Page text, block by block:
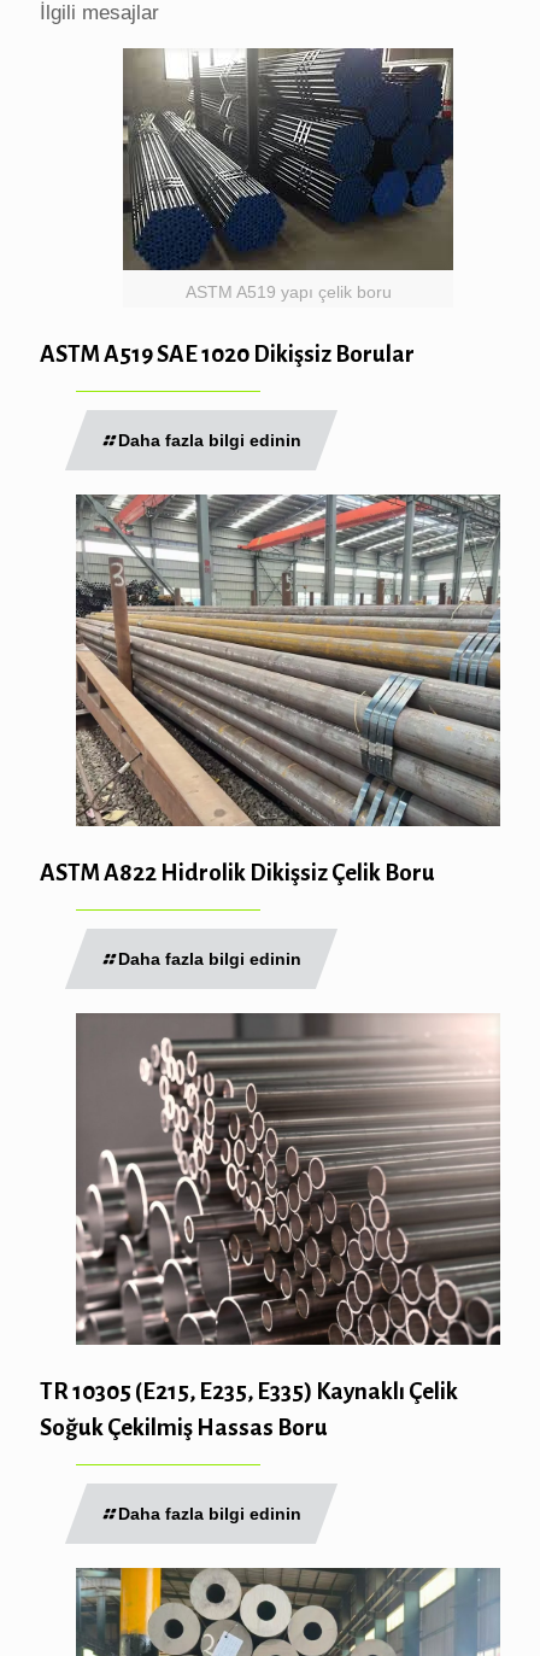
İlgili mesajlar
ASTM A519 yapı çelik boru
ASTM A519 SAE 1020 Dikişsiz Borular
Daha fazla bilgi edinin
ASTM A822 Hidrolik Dikişsiz Çelik Boru
Daha fazla bilgi edinin
TR 10305 (E215, E235, E335) Kaynaklı Çelik
Soğuk Çekilmiş Hassas Boru
Daha fazla bilgi edinin